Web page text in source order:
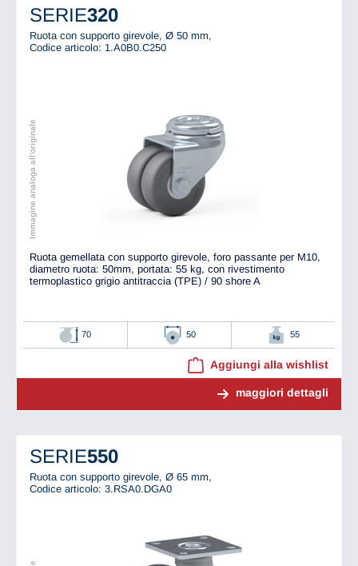
SERIE320
Ruota con supporto girevole, Ø 50 mm,
Codice articolo: 1.A0B0.C250
Immagine analoga all'originale
Ruota gemellata con supporto girevole, foro passante per M10,
diametro ruota: 50mm, portata: 55 kg, con rivestimento
termoplastico grigio antitraccia (TPE) / 90 shore A
70 50 55
Aggiungi alla wishlist
maggiori dettagli
SERIE550
Ruota con supporto girevole, Ø 65 mm,
Codice articolo: 3.RSA0.DGA0